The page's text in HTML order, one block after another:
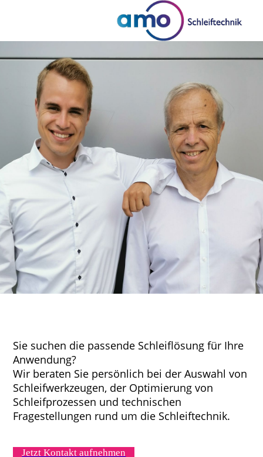
Sie suchen die passende Schleiflösung für Ihre
Anwendung?
Wir beraten Sie persönlich bei der Auswahl von
Schleifwerkzeugen, der Optimierung von
Schleifprozessen und technischen
Fragestellungen rund um die Schleiftechnik.
Jetzt Kontakt aufnehmen